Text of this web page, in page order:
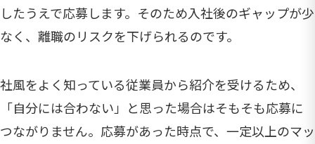
したうえで応募します。そのため入社後のギャップが少
なく、離職のリスクを下げられるのです。
社風をよく知っている従業員から紹介を受けるため、
「自分には合わない」と思った場合はそもそも応募に
つながりません。応募があった時点で、一定以上のマッ